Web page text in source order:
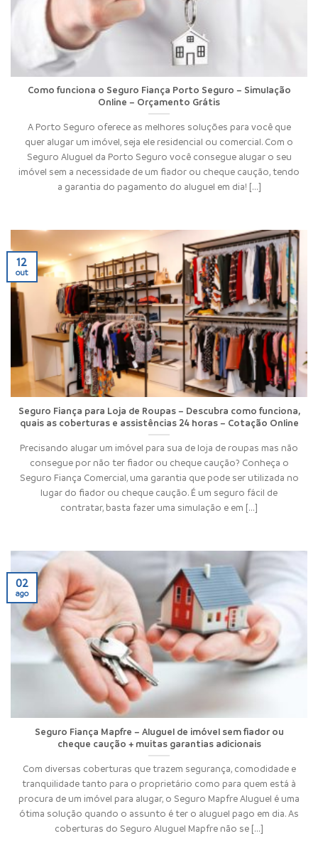
Como funciona o Seguro Fiança Porto Seguro – Simulação
Online – Orçamento Grátis
A Porto Seguro oferece as melhores soluções para você que
quer alugar um imóvel, seja ele residencial ou comercial. Com o
Seguro Aluguel da Porto Seguro você consegue alugar o seu
imóvel sem a necessidade de um fiador ou cheque caução, tendo
a garantia do pagamento do aluguel em dia! [...]
Seguro Fiança para Loja de Roupas – Descubra como funciona,
quais as coberturas e assistências 24 horas – Cotação Online
Precisando alugar um imóvel para sua de loja de roupas mas não
consegue por não ter fiador ou cheque caução? Conheça o
Seguro Fiança Comercial, uma garantia que pode ser utilizada no
lugar do fiador ou cheque caução. É um seguro fácil de
contratar, basta fazer uma simulação e em [...]
12
out
Seguro Fiança Mapfre – Aluguel de imóvel sem fiador ou
cheque caução + muitas garantias adicionais
Com diversas coberturas que trazem segurança, comodidade e
tranquilidade tanto para o proprietário como para quem está à
procura de um imóvel para alugar, o Seguro Mapfre Aluguel é uma
ótima solução quando o assunto é ter o aluguel pago em dia. As
coberturas do Seguro Aluguel Mapfre não se [...]
02
ago